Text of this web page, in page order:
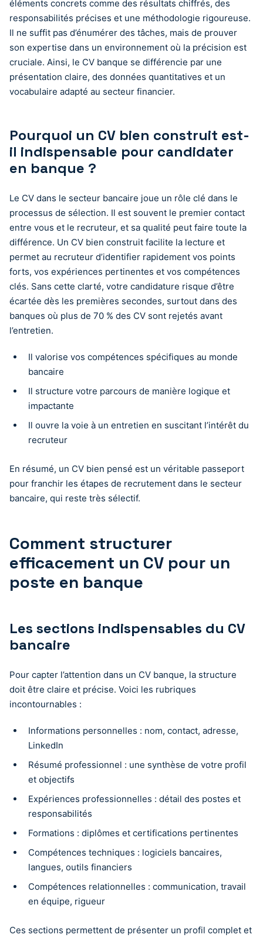
éléments concrets comme des résultats chiffrés, des
responsabilités précises et une méthodologie rigoureuse.
Il ne suffit pas d’énumérer des tâches, mais de prouver
son expertise dans un environnement où la précision est
cruciale. Ainsi, le CV banque se différencie par une
présentation claire, des données quantitatives et un
vocabulaire adapté au secteur financier.
Pourquoi un CV bien construit est-
il indispensable pour candidater
en banque ?
Le CV dans le secteur bancaire joue un rôle clé dans le
processus de sélection. Il est souvent le premier contact
entre vous et le recruteur, et sa qualité peut faire toute la
différence. Un CV bien construit facilite la lecture et
permet au recruteur d’identifier rapidement vos points
forts, vos expériences pertinentes et vos compétences
clés. Sans cette clarté, votre candidature risque d’être
écartée dès les premières secondes, surtout dans des
banques où plus de 70 % des CV sont rejetés avant
l’entretien.
Il valorise vos compétences spécifiques au monde
bancaire
Il structure votre parcours de manière logique et
impactante
Il ouvre la voie à un entretien en suscitant l’intérêt du
recruteur
En résumé, un CV bien pensé est un véritable passeport
pour franchir les étapes de recrutement dans le secteur
bancaire, qui reste très sélectif.
Comment structurer
efficacement un CV pour un
poste en banque
Les sections indispensables du CV
bancaire
Pour capter l’attention dans un CV banque, la structure
doit être claire et précise. Voici les rubriques
incontournables :
Informations personnelles : nom, contact, adresse,
LinkedIn
Résumé professionnel : une synthèse de votre profil
et objectifs
Expériences professionnelles : détail des postes et
responsabilités
Formations : diplômes et certifications pertinentes
Compétences techniques : logiciels bancaires,
langues, outils financiers
Compétences relationnelles : communication, travail
en équipe, rigueur
Ces sections permettent de présenter un profil complet et